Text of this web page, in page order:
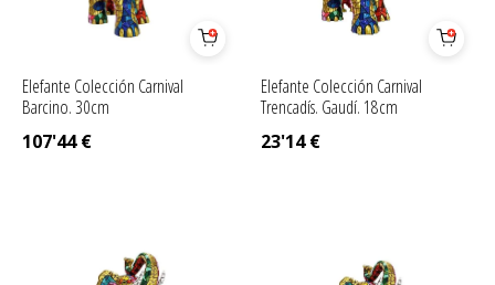
Elefante Colección Carnival
Barcino. 30cm
107'44€
Elefante Colección Carnival
Trencadís. Gaudí. 18cm
23'14€